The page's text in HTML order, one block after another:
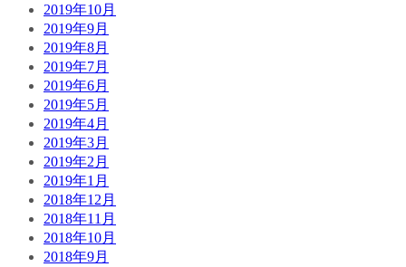
2019年10月
2019年9月
2019年8月
2019年7月
2019年6月
2019年5月
2019年4月
2019年3月
2019年2月
2019年1月
2018年12月
2018年11月
2018年10月
2018年9月